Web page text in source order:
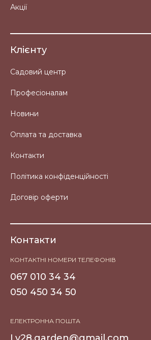
Акції
Клієнту
Садовий центр
Професіоналам
Новини
Оплата та доставка
Контакти
Політика конфіденційності
Договір оферти
Контакти
КОНТАКТНІ НОМЕРИ ТЕЛЕФОНІВ
067 010 34 34
050 450 34 50
ЕЛЕКТРОННА ПОШТА